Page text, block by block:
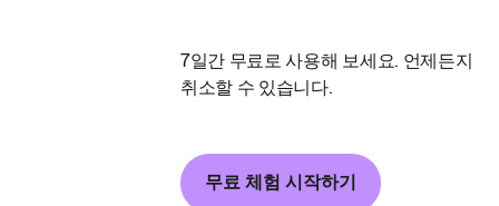
7일간 무료로 사용해 보세요. 언제든지
취소할 수 있습니다.
무료 체험 시작하기